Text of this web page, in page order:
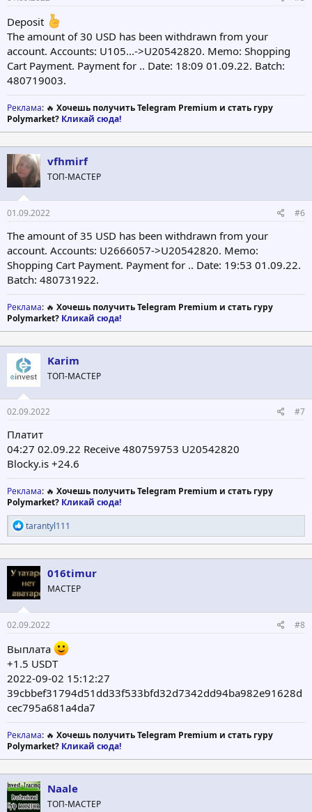
Deposit
The amount of 30 USD has been withdrawn from your
account. Accounts: U105...->U20542820. Memo: Shopping
Cart Payment. Payment for .. Date: 18:09 01.09.22. Batch:
480719003.
Реклама: 🔥 Хочешь получить Telegram Premium и стать гуру
Polymarket? Кликай сюда!
vfhmirf
ТОП-МАСТЕР
01.09.2022 #6
The amount of 35 USD has been withdrawn from your
account. Accounts: U2666057->U20542820. Memo:
Shopping Cart Payment. Payment for .. Date: 19:53 01.09.22.
Batch: 480731922.
Реклама: 🔥 Хочешь получить Telegram Premium и стать гуру
Polymarket? Кликай сюда!
Karim
ТОП-МАСТЕР
02.09.2022 #7
Платит
04:27 02.09.22 Receive 480759753 U20542820
Blocky.is +24.6
Реклама: 🔥 Хочешь получить Telegram Premium и стать гуру
Polymarket? Кликай сюда!
Р
е
а
к
ц
и
и
:
tarantyl111
016timur
МАСТЕР
02.09.2022 #8
Выплата
+1.5 USDT
2022-09-02 15:12:27
39cbbef31794d51dd33f533bfd32d7342dd94ba982e91628d
cec795a681a4da7
Реклама: 🔥 Хочешь получить Telegram Premium и стать гуру
Polymarket? Кликай сюда!
Naale
ТОП-МАСТЕР